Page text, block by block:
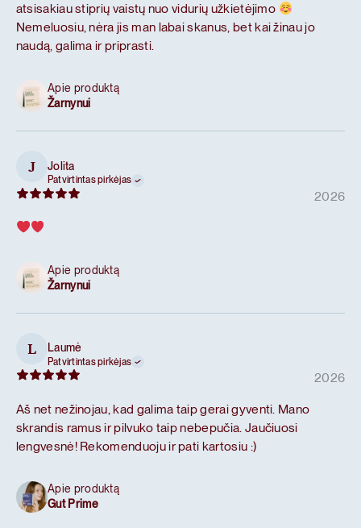
atsisakiau stiprių vaistų nuo vidurių užkietėjimo
Nemeluosiu, nėra jis man labai skanus, bet kai žinau jo
naudą, galima ir priprasti.
Apie produktą
Žarnynui
J Jolita
Patvirtintas pirkėjas
2026
Apie produktą
Žarnynui
L Laumė
Patvirtintas pirkėjas
2026
Aš net nežinojau, kad galima taip gerai gyventi. Mano
skrandis ramus ir pilvuko taip nebepučia. Jaučiuosi
lengvesnė! Rekomenduoju ir pati kartosiu :)
Apie produktą
Gut Prime